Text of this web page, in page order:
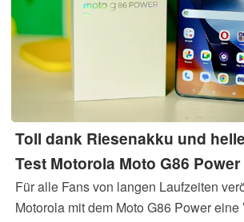
Toll dank Riesenakku und
Test Motorola Moto G86
Für alle Fans von langen Laufzeiten
Motorola mit dem Moto G86 Power eine